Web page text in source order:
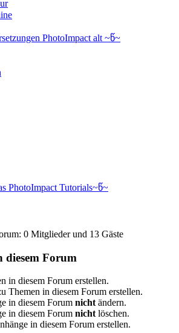
PhotoImpact alt ~წ~
PhotoImpact Tutorials~წ~
0 Mitglieder und 13 Gäste
diesem Forum
in diesem Forum erstellen.
Themen in diesem Forum erstellen.
in diesem Forum nichtändern.
in diesem Forum nichtlöschen.
in diesem Forum erstellen.